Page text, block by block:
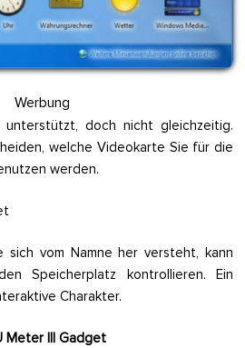
Werbung
doch nicht gleichzeitig.
welche Videokarte Sie für die
werden.
sich vom Namne her versteht, kann
Speicherplatz kontrollieren. Ein
Charakter.
Meter III Gadget